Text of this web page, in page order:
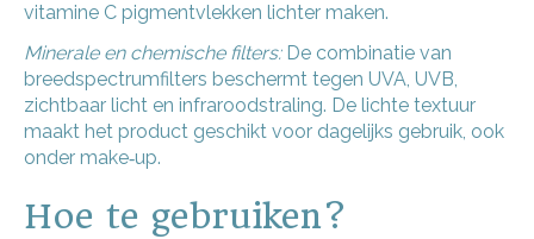
vitamine C pigmentvlekken lichter maken.
Minerale en chemische filters:De combinatie van
breedspectrumfilters beschermt tegen UVA, UVB,
zichtbaar licht en infraroodstraling. De lichte textuur
maakt het product geschikt voor dagelijks gebruik, ook
onder make‑up.
Hoe te gebruiken?